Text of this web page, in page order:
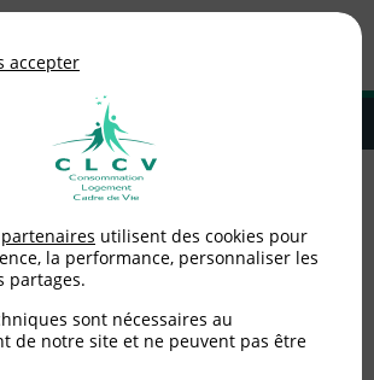
Adhérer à la CLCV
prestataires de
cette catégorie
accepter
partenaires utilisent des cookies pour
la performance, personnaliser les
partages.
sont nécessaires au
de notre site et ne peuvent pas être